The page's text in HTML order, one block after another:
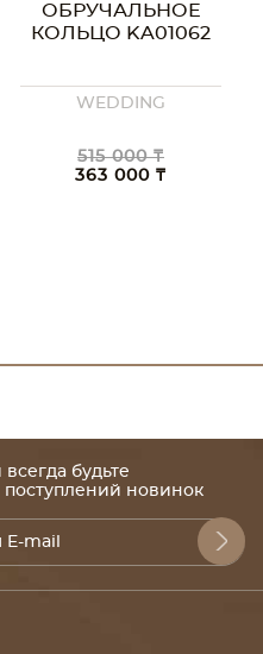
ОБРУЧАЛЬНОЕ
КОЛЬЦО KA01062
WEDDING
515 000 ₸
363 000 ₸
будьте
новинок